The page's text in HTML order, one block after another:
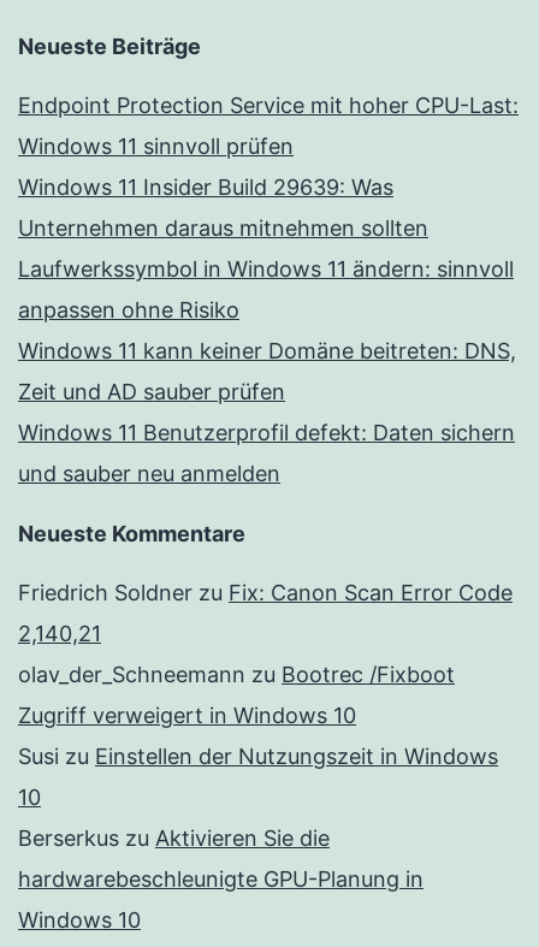
Neueste Beiträge
Endpoint Protection Service mit hoher CPU-Last:
Windows 11 sinnvoll prüfen
Windows 11 Insider Build 29639: Was
Unternehmen daraus mitnehmen sollten
Laufwerkssymbol in Windows 11 ändern: sinnvoll
anpassen ohne Risiko
Windows 11 kann keiner Domäne beitreten: DNS,
Zeit und AD sauber prüfen
Windows 11 Benutzerprofil defekt: Daten sichern
und sauber neu anmelden
Neueste Kommentare
Friedrich Soldner zu Fix: Canon Scan Error Code
2,140,21
olav_der_Schneemann zu Bootrec /Fixboot
Zugriff verweigert in Windows 10
Susi zu Einstellen der Nutzungszeit in Windows
10
Berserkus zu Aktivieren Sie die
hardwarebeschleunigte GPU-Planung in
Windows 10